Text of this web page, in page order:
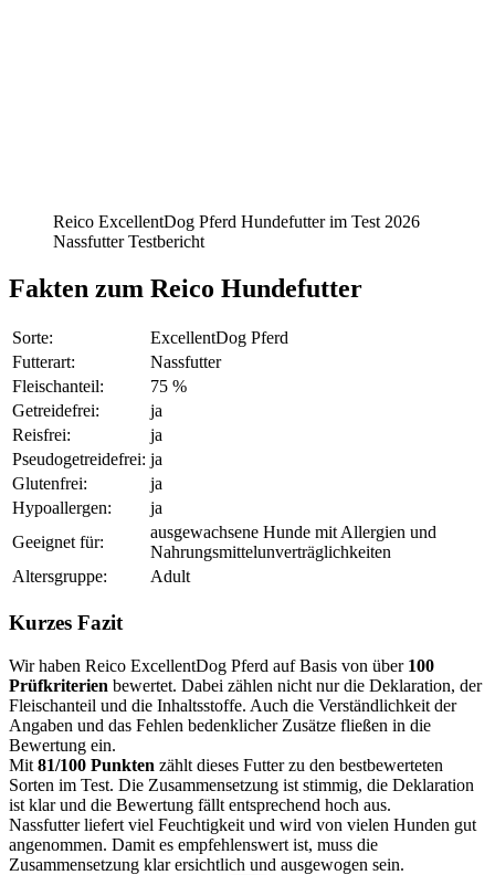
Reico ExcellentDog Pferd Hundefutter im Test 2026
Nassfutter Testbericht
Fakten zum Reico Hundefutter
Sorte:
ExcellentDog Pferd
Futterart:
Nassfutter
Fleischanteil:
75 %
Getreidefrei:
ja
Reisfrei:
ja
Pseudogetreidefrei: ja
Glutenfrei:
ja
Hypoallergen:
ja
Geeignet für:
ausgewachsene Hunde mit Allergien und
Nahrungsmittelunverträglichkeiten
Altersgruppe:
Adult
Kurzes Fazit
Wir haben Reico ExcellentDog Pferd auf Basis von über 100
Prüfkriterien bewertet. Dabei zählen nicht nur die Deklaration, der
Fleischanteil und die Inhaltsstoffe. Auch die Verständlichkeit der
Angaben und das Fehlen bedenklicher Zusätze fließen in die
Bewertung ein.
Mit 81/100 Punkten zählt dieses Futter zu den bestbewerteten
Sorten im Test. Die Zusammensetzung ist stimmig, die Deklaration
ist klar und die Bewertung fällt entsprechend hoch aus.
Nassfutter liefert viel Feuchtigkeit und wird von vielen Hunden gut
angenommen. Damit es empfehlenswert ist, muss die
Zusammensetzung klar ersichtlich und ausgewogen sein.